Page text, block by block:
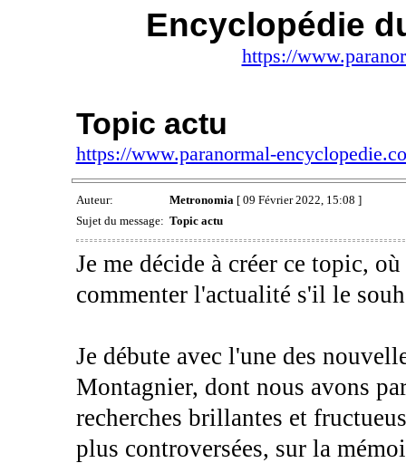
Encyclopédie
https://
Topic actu
https://www.paranormal-
Auteur: Metronomia[ 09 Février 2022, 15:08 ]
Sujet du message: Topic actu
Je me décide à créer ce topic,
commenter l'actualité s'il le
Je débute avec l'une des
Montagnier, dont nous avons
recherches brillantes et
plus controversées, sur la